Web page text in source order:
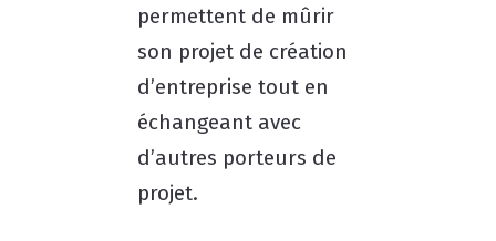
permettent de mûrir
son projet de création
d’entreprise tout en
échangeant avec
d’autres porteurs de
projet.